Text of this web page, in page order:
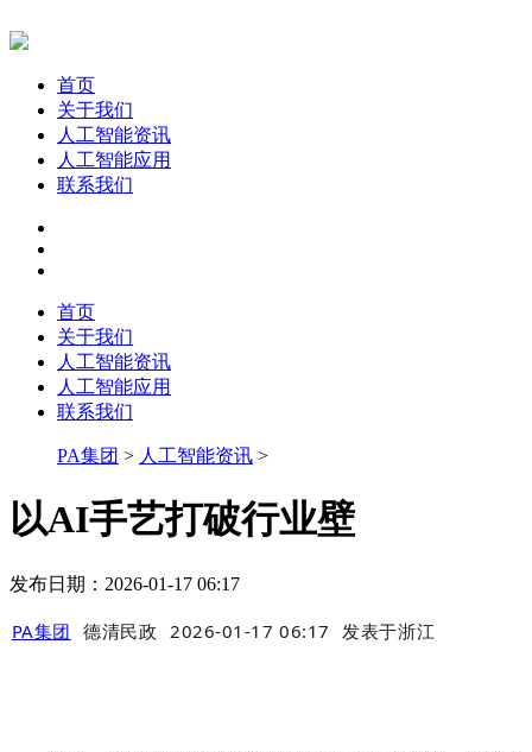
首页
关于我们
人工智能资讯
人工智能应用
联系我们
首页
关于我们
人工智能资讯
人工智能应用
联系我们
PA集团 > 人工智能资讯 >
以AI手艺打破行业壁
发布日期：2026-01-17 06:17
PA集团 德清民政 2026-01-17 06:17 发表于浙江